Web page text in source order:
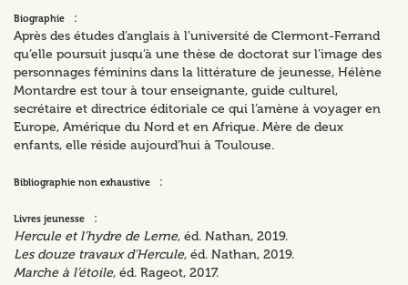
Biographie
:
Après des études d’anglais à l’université de Clermont-Ferrand
qu’elle poursuit jusqu’à une thèse de doctorat sur l’image des
personnages féminins dans la littérature de jeunesse, Hélène
Montardre est tour à tour enseignante, guide culturel,
secrétaire et directrice éditoriale ce qui l’amène à voyager en
Europe, Amérique du Nord et en Afrique. Mère de deux
enfants, elle réside aujourd’hui à Toulouse.
Bibliographie non exhaustive :
Livres jeunesse
:
Hercule et l’hydre de Lerne, éd. Nathan, 2019.
Les douze travaux d’Hercule, éd. Nathan, 2019.
Marche à l’étoile, éd. Rageot, 2017.